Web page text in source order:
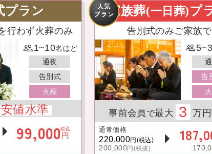
プラン
行わず火葬のみ
1~10名ほど
通夜
告別式
火葬
値水準
99,000税込
円
人気
プラン家族葬(一日葬)プ
告別式のみご家族で
告
事前会員 で最大 3 万円
通常価格
220,000円(税込)
200,000円(税抜)